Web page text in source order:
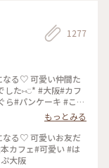
#japanesefood
1277
なる♡ 可愛い仲間た
した⑅︎◡̈︎* #大阪#カフ
ら#パンケーキ #こと
もっとみる
なる♡ 可愛いお友だ
カフェ#可愛い #は
大阪